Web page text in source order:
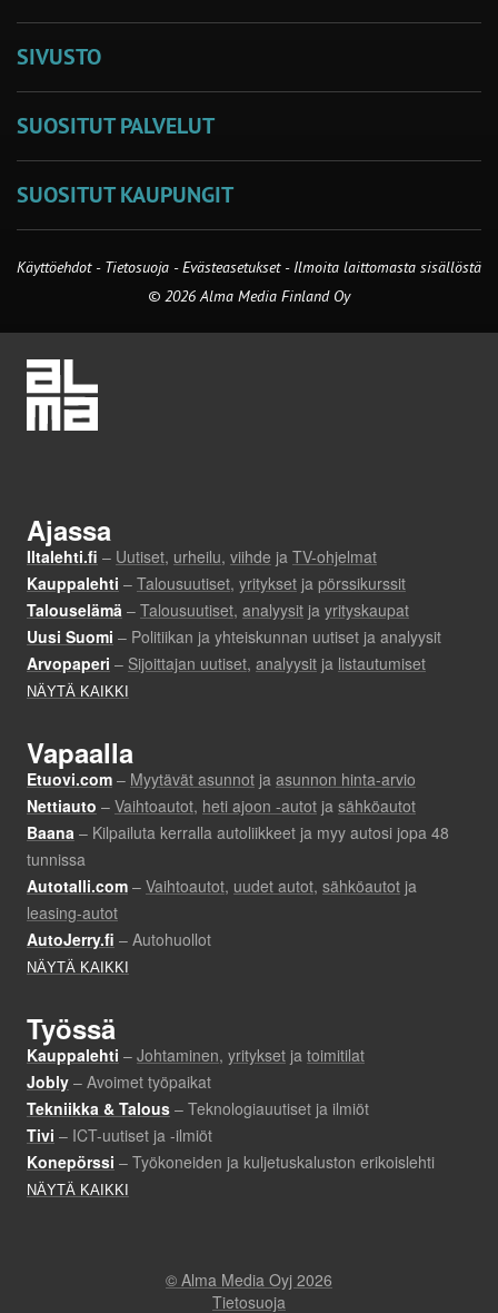
SIVUSTO
SUOSITUT PALVELUT
SUOSITUT KAUPUNGIT
Käyttöehdot - Tietosuoja -Evästeasetukset- Ilmoita laittomasta sisällöstä
© 2026 Alma Media Finland Oy